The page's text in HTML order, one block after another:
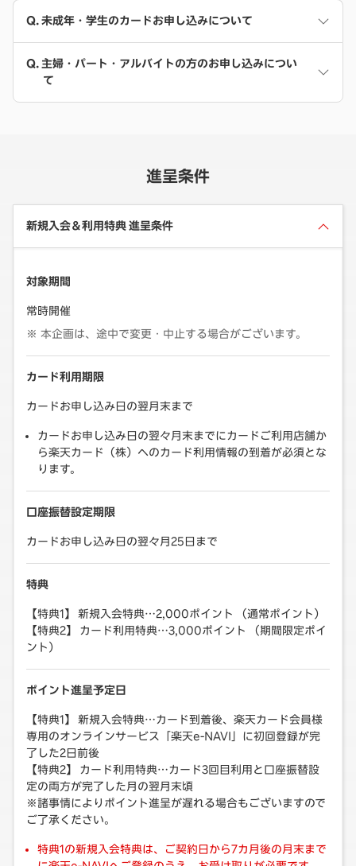
未成年・学生のカードお申し込みについて
主婦・パート・アルバイトの方のお申し込みについ
て
進呈条件
新規入会＆利用特典 進呈条件
対象期間
常時開催
本企画は、途中で変更・中止する場合がございます。
カード利用期限
カードお申し込み日の翌月末まで
カードお申し込み日の翌々月末までにカードご利用店舗か
ら楽天カード（株）へのカード利用情報の到着が必須とな
ります。
口座振替設定期限
カードお申し込み日の翌々月25日まで
特典
【特典1】 新規入会特典…2,000ポイント （通常ポイント）
【特典2】 カード利用特典…3,000ポイント （期間限定ポイ
ント）
ポイント進呈予定日
【特典1】 新規入会特典…カード到着後、楽天カード会員様
専用のオンラインサービス「楽天e-NAVI」に初回登録が完
了した2日前後
【特典2】 カード利用特典…カード3回目利用と口座振替設
定の両方が完了した月の翌月末頃
※諸事情によりポイント進呈が遅れる場合もございますので
ご了承ください。
特典1の新規入会特典は、ご契約日から7カ月後の月末まで